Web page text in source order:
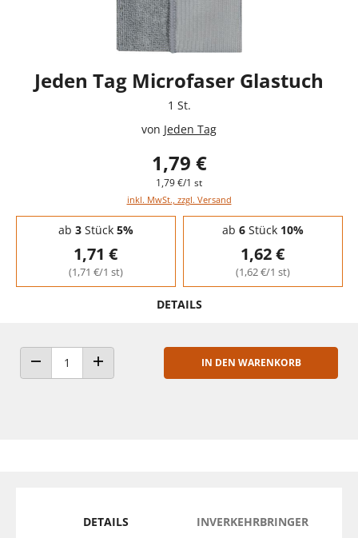
Jeden Tag Microfaser Glastuch
1 St.
von Jeden Tag
1,79 €
1,79 €/1 st
inkl. MwSt., zzgl. Versand
Staffelpreise - Mengenrabatt
ab 3Stück 5%
1,71 €
(1,71 €/1 st)
ab 6Stück 10%
1,62 €
(1,62 €/1 st)
DETAILS
ANZAHL VERRINGERNANZAHL ERHÖHEN
IN DEN WARENKORB
DETAILS INVERKEHRBRINGER